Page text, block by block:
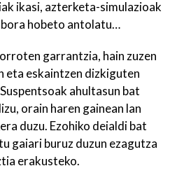
ikasi, azterketa-simulazioak
hobeto antolatu…
garrantzia, hain zuzen
eta eskaintzen dizkiguten
ahultasun bat
orain haren gainean lan
duzu. Ezohiko deialdi bat
gaiari buruz duzun ezagutza
erakusteko.